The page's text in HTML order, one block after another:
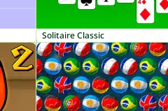
Solitaire Classic